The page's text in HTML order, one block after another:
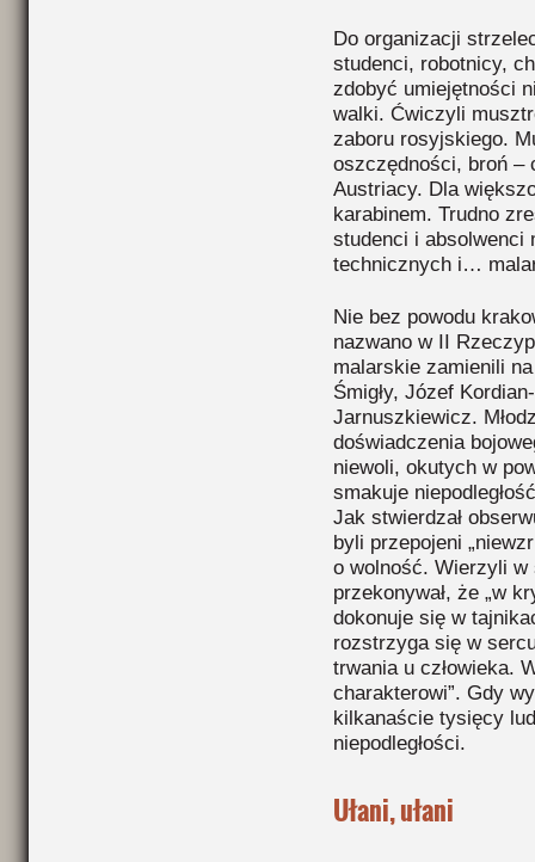
Do organizacji
studenci, robotnicy,
zdobyć umiejętności
walki. Ćwiczyli
zaboru rosyjskiego.
oszczędności, broń –
Austriacy. Dla
karabinem. Trudno
studenci i absolwenci
technicznych i…
Nie bez powodu
nazwano w II
malarskie zamienili
Śmigły, Józef
Jarnuszkiewicz.
doświadczenia
niewoli, okutych w
smakuje
Jak stwierdzał
byli przepojeni
o wolność. Wierzyli w
przekonywał, że „w
dokonuje się w
rozstrzyga się w
trwania u człowieka.
charakterowi”. Gdy
kilkanaście tysięcy
niepodległości.
Ułani, ułani